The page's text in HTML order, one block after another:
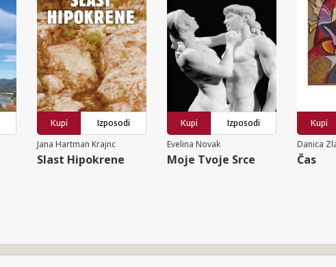
Kupi
Izposodi
Jana Hartman Krajnc
Slast Hipokrene
Kupi
Izposodi
Evelina Novak
Moje Tvoje Srce
Kupi
Danica
Čas